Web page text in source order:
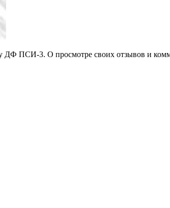
ДФ ПСИ-3. О просмотре своих отзывов и